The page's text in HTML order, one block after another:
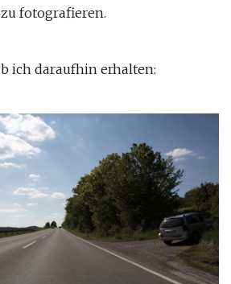
fotografieren.
ich daraufhin erhalten: